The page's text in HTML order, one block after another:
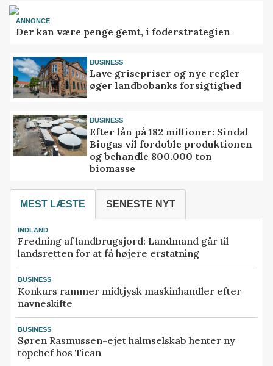
ANNONCE
Der kan være penge gemt, i foderstrategien
BUSINESS
Lave grisepriser og nye regler
øger landbobanks forsigtighed
BUSINESS
Efter lån på 182 millioner: Sindal
Biogas vil fordoble produktionen
og behandle 800.000 ton
biomasse
MEST LÆSTE SENESTE NYT
INDLAND
Fredning af landbrugsjord: Landmand går til
landsretten for at få højere erstatning
BUSINESS
Konkurs rammer midtjysk maskinhandler efter
navneskifte
BUSINESS
Søren Rasmussen-ejet halmselskab henter ny
topchef hos Tican